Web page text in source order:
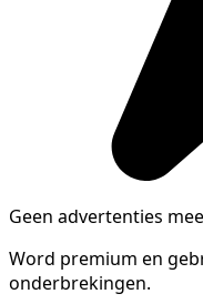
Geen advertenties
Word premium en
onderbrekingen.